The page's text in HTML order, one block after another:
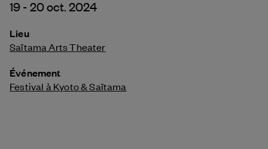
19 - 20 oct. 2024
Lieu
Saïtama Arts Theater
Événement
Festival à Kyoto & Saïtama